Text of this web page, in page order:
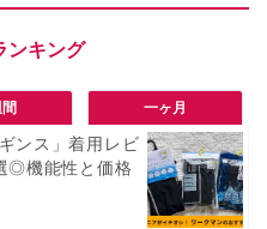
一ヶ月
ンス」着用レビ
◎機能性と価格